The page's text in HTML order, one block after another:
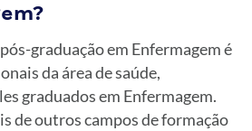
graduação em Enfermagem é
da área de saúde,
graduados em Enfermagem.
de outros campos de formação